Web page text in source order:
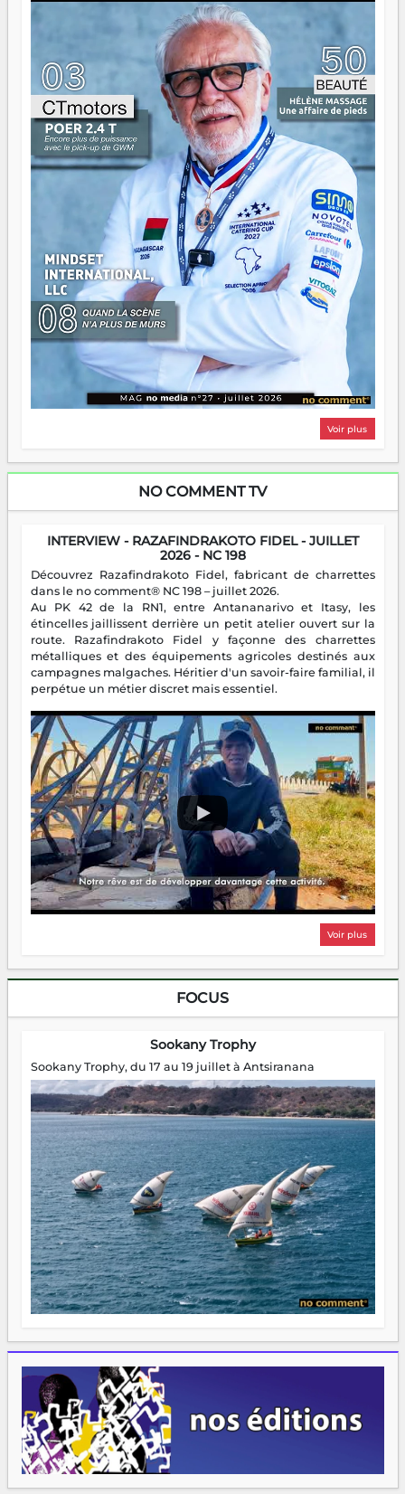
gouvernail, mais pour montrer où sont les récifs. Les jeunes
ont la force, les vieux ont l'expérience, comme on dit. Ce
n'est pas un combat de générations — c'est une question
d'équipage. Partagez vos réussites, mais aussi vos échecs.
Surtout vos échecs, d'ailleurs — ils enseignent mieux que
n'importe quel manuel. À Madagascar, la barque avance.
Il faut juste s'assurer que tout le monde rame dans le
même sens.
Voir plus
NO COMMENT TV
INTERVIEW - RAZAFINDRAKOTO FIDEL - JUILLET
2026 - NC 198
Découvrez Razafindrakoto Fidel, fabricant de charrettes
dans le no comment® NC 198 – juillet 2026.
Au PK 42 de la RN1, entre Antananarivo et Itasy, les
étincelles jaillissent derrière un petit atelier ouvert sur la
route. Razafindrakoto Fidel y façonne des charrettes
métalliques et des équipements agricoles destinés aux
campagnes malgaches. Héritier d'un savoir-faire familial, il
perpétue un métier discret mais essentiel.
Voir plus
FOCUS
Sookany Trophy
Sookany Trophy, du 17 au 19 juillet à Antsiranana